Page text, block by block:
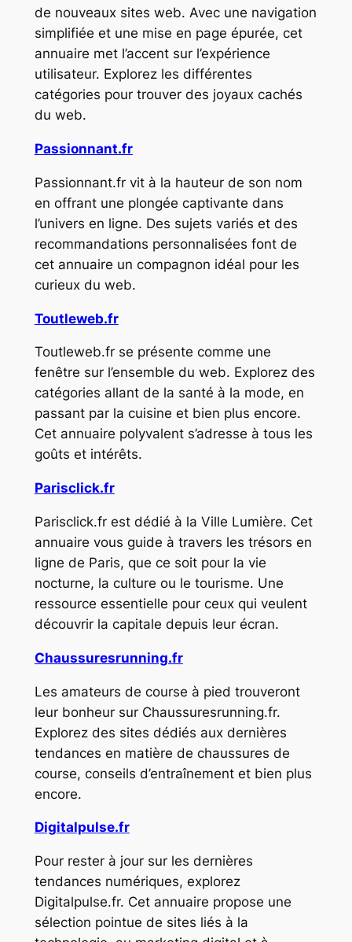
de nouveaux sites web. Avec une navigation
simplifiée et une mise en page épurée, cet
annuaire met l’accent sur l’expérience
utilisateur. Explorez les différentes
catégories pour trouver des joyaux cachés
du web.
Passionnant.fr
Passionnant.fr vit à la hauteur de son nom
en offrant une plongée captivante dans
l’univers en ligne. Des sujets variés et des
recommandations personnalisées font de
cet annuaire un compagnon idéal pour les
curieux du web.
Toutleweb.fr
Toutleweb.fr se présente comme une
fenêtre sur l’ensemble du web. Explorez des
catégories allant de la santé à la mode, en
passant par la cuisine et bien plus encore.
Cet annuaire polyvalent s’adresse à tous les
goûts et intérêts.
Parisclick.fr
Parisclick.fr est dédié à la Ville Lumière. Cet
annuaire vous guide à travers les trésors en
ligne de Paris, que ce soit pour la vie
nocturne, la culture ou le tourisme. Une
ressource essentielle pour ceux qui veulent
découvrir la capitale depuis leur écran.
Chaussuresrunning.fr
Les amateurs de course à pied trouveront
leur bonheur sur Chaussuresrunning.fr.
Explorez des sites dédiés aux dernières
tendances en matière de chaussures de
course, conseils d’entraînement et bien plus
encore.
Digitalpulse.fr
Pour rester à jour sur les dernières
tendances numériques, explorez
Digitalpulse.fr. Cet annuaire propose une
sélection pointue de sites liés à la